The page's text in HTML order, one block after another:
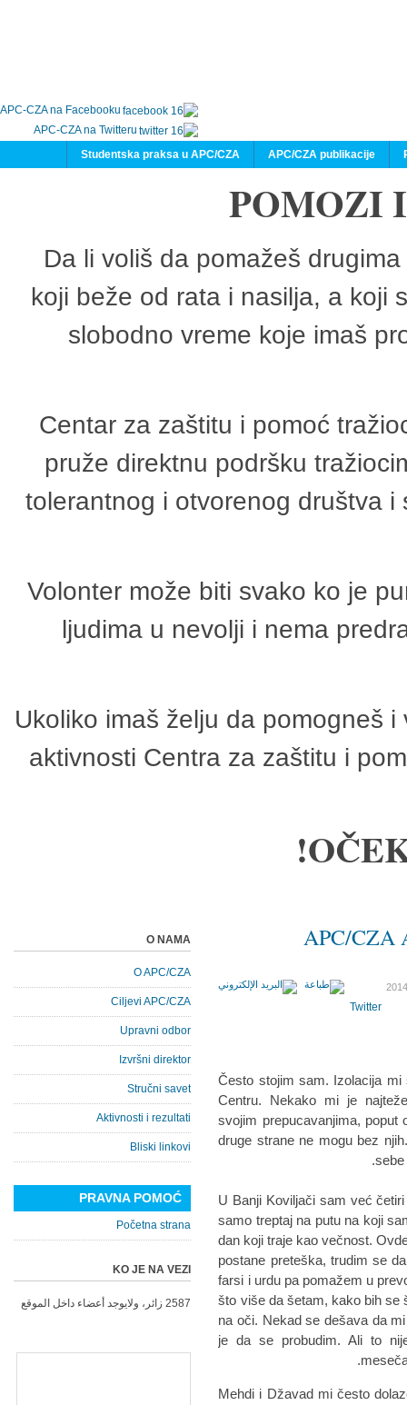
APC-CZA na Facebooku
APC-CZA na Twitteru
APC/CZA publikacije
Studentska praksa u APC/CZA
POMOZI
Da li voliš da pomažeš
koji beže od rata i nasilja, a koji
slobodno vreme koje imaš
Centar za zaštitu i pomoć
pruže direktnu podršku
tolerantnog i otvorenog društva
Volonter može biti svako ko je
ljudima u nevolji i nema
Ukoliko imaš želju da pomogneš
aktivnosti Centra za zaštitu i
APC/CZA
Twitter
Često stojim sam. Izolacija
Centru. Nekako mi je
svojim prepucavanjima,
druge strane ne mogu bez
sebe
U Banji Koviljači sam već
samo treptaj na putu na koji
dan koji traje kao večnost.
postane preteška, trudim se
farsi i urdu pa pomažem u
što više da šetam, kako bih se
na oči. Nekad se dešava da
je da se probudim. Ali to
Mehdi i Džavad mi često
O NAMA
O APC/CZA
Ciljevi APC/CZA
Upravni odbor
Izvršni direktor
Stručni savet
Aktivnosti i rezultati
Bliski linkovi
PRAVNA POMOĆ
Početna strana
KO JE NA VEZI
2587 زائر، ولايوجد أعضاء داخل الموقع